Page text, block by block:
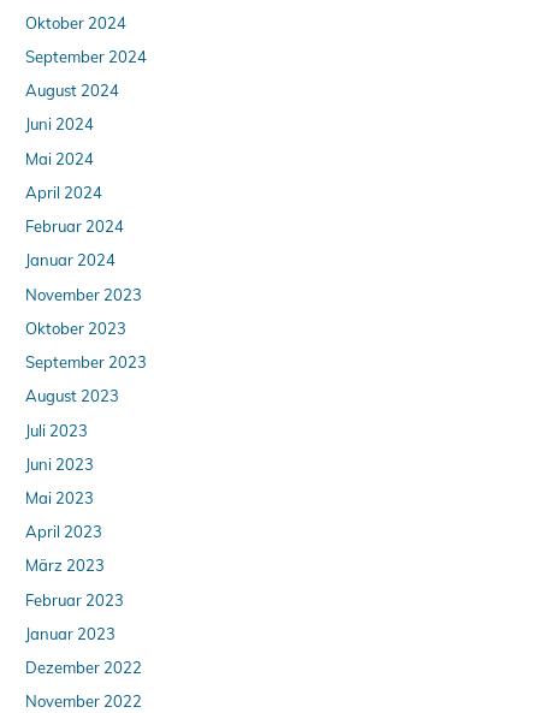
Oktober 2024
September 2024
August 2024
Juni 2024
Mai 2024
April 2024
Februar 2024
Januar 2024
November 2023
Oktober 2023
September 2023
August 2023
Juli 2023
Juni 2023
Mai 2023
April 2023
März 2023
Februar 2023
Januar 2023
Dezember 2022
November 2022